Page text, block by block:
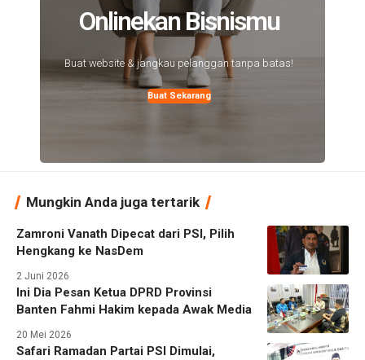
Onlinekan Bisnismu
Buat website & jangkau pelanggan tanpa batas!
Buat Sekarang
Mungkin Anda juga tertarik
Zamroni Vanath Dipecat dari PSI, Pilih
Hengkang ke NasDem
2 Juni 2026
Ini Dia Pesan Ketua DPRD Provinsi
Banten Fahmi Hakim kepada Awak Media
20 Mei 2026
Safari Ramadan Partai PSI Dimulai,